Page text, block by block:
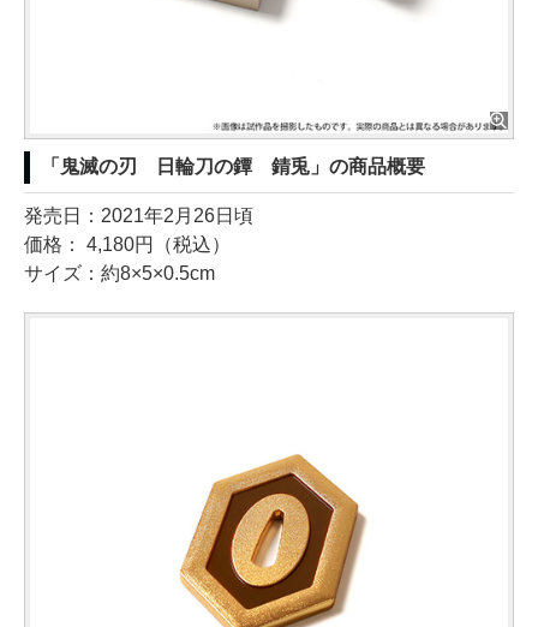
「鬼滅の刃 日輪刀の鐔 錆兎」の商品概要
発売日：2021年2月26日頃
価格： 4,180円（税込）
サイズ：約8×5×0.5cm